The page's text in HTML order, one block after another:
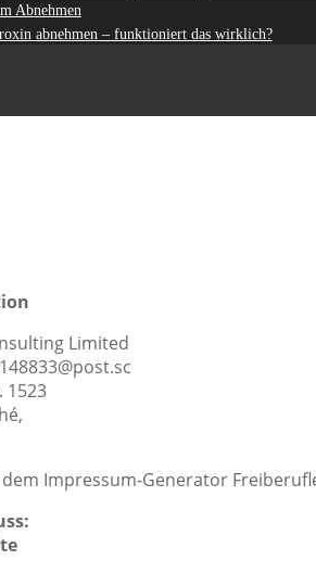
Abnehmen
abnehmen – funktioniert das wirklich?
Limited
1523
Impressum-Generator